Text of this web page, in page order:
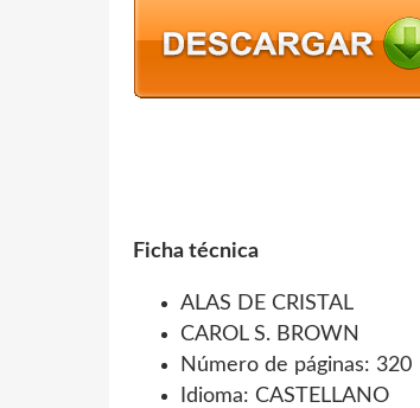
Ficha técnica
ALAS DE CRISTAL
CAROL S. BROWN
Número de páginas: 320
Idioma: CASTELLANO